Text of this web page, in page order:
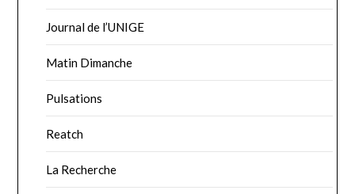
Journal de l’UNIGE
Matin Dimanche
Pulsations
Reatch
La Recherche